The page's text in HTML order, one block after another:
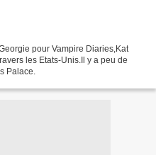
pour Vampire Diaries,Kat
les Etats-Unis.Il y a peu de
Palace.